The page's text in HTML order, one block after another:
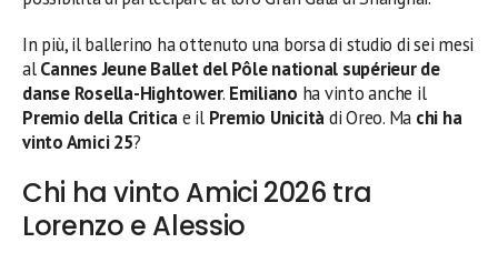
In più, il ballerino ha ottenuto una borsa di studio di sei mesi
alCannes Jeune Ballet del Pôle national supérieur de
danse Rosella-Hightower. Emiliano ha vinto anche il
Premio della Criticae il Premio Unicitàdi Oreo. Ma chi ha
vinto Amici 25?
Chi ha vinto Amici 2026 tra
Lorenzo e Alessio